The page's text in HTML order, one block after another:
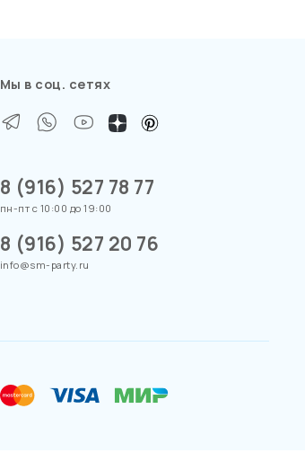
Мы в соц. сетях
8 (916) 527 78 77
пн-пт с 10:00 до 19:00
8 (916) 527 20 76
info@sm-party.ru